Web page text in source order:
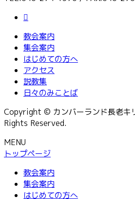
教会案内
集会案内
はじめての方へ
アクセス
説教集
日々のみことば
Copyright © カンバーランド長老キ
Rights Reserved.
MENU
トップページ
教会案内
集会案内
はじめての方へ